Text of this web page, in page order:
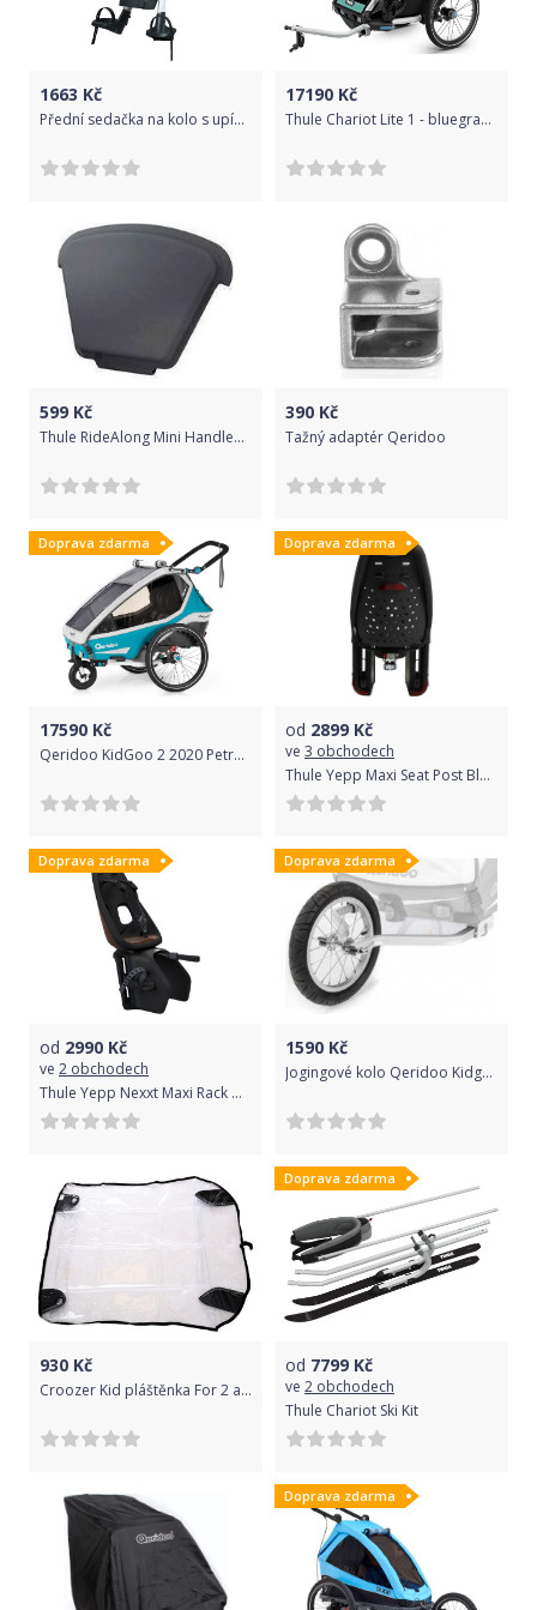
1663 Kč
Přední sedačka na kolo s upínacím adaptérem Urban Iki Light Grey/Black 2021
17190 Kč
Thule Chariot Lite 1 - bluegrass uni
599 Kč
Thule RideAlong Mini Handlebar Padding
390 Kč
Tažný adaptér Qeridoo
Doprava zdarma
17590 Kč
Qeridoo KidGoo 2 2020 Petrol Blue
Doprava zdarma
od 2899 Kč
ve 3 obchodech
Thule Yepp Maxi Seat Post Black
Doprava zdarma
od 2990 Kč
ve 2 obchodech
Thule Yepp Nexxt Maxi Rack Mount Chocolate Brown (Brown)
Doprava zdarma
1590 Kč
Jogingové kolo Qeridoo Kidgoo1, Sportex 1 2019
930 Kč
Croozer Kid pláštěnka For 2 a Kid For 2 Plus uni
Doprava zdarma
od 7799 Kč
ve 2 obchodech
Thule Chariot Ski Kit
Doprava zdarma